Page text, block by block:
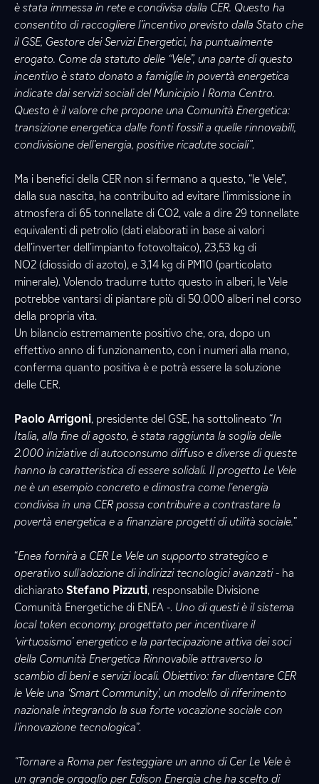
è stata immessa in rete e condivisa dalla CER. Questo ha
consentito di raccogliere l’incentivo previsto dalla Stato che
il GSE, Gestore dei Servizi Energetici, ha puntualmente
erogato. Come da statuto delle “Vele”, una parte di questo
incentivo è stato donato a famiglie in povertà energetica
indicate dai servizi sociali del Municipio I Roma Centro.
Questo è il valore che propone una Comunità Energetica:
transizione energetica dalle fonti fossili a quelle rinnovabili,
condivisione dell’energia, positive ricadute sociali”.
Ma i benefici della CER non si fermano a questo, “le Vele”,
dalla sua nascita, ha contribuito ad evitare l’immissione in
atmosfera di 65 tonnellate di CO2, vale a dire 29 tonnellate
equivalenti di petrolio (dati elaborati in base ai valori
dell’inverter dell’impianto fotovoltaico), 23,53 kg di
NO2 (diossido di azoto), e 3,14 kg di PM10 (particolato
minerale). Volendo tradurre tutto questo in alberi, le Vele
potrebbe vantarsi di piantare più di 50.000 alberi nel corso
della propria vita.
Un bilancio estremamente positivo che, ora, dopo un
effettivo anno di funzionamento, con i numeri alla mano,
conferma quanto positiva è e potrà essere la soluzione
delle CER.
Paolo Arrigoni, presidente del GSE, ha sottolineato “In
Italia, alla fine di agosto, è stata raggiunta la soglia delle
2.000 iniziative di autoconsumo diffuso e diverse di queste
hanno la caratteristica di essere solidali. Il progetto Le Vele
ne è un esempio concreto e dimostra come l'energia
condivisa in una CER possa contribuire a contrastare la
povertà energetica e a finanziare progetti di utilità sociale.”
“Enea fornirà a CER Le Vele un supporto strategico e
operativo sull'adozione di indirizzi tecnologici avanzati - ha
dichiarato Stefano Pizzuti, responsabile Divisione
Comunità Energetiche di ENEA -. Uno di questi è il sistema
local token economy, progettato per incentivare il
‘virtuosismo’ energetico e la partecipazione attiva dei soci
della Comunità Energetica Rinnovabile attraverso lo
scambio di beni e servizi locali. Obiettivo: far diventare CER
le Vele una ‘Smart Community’, un modello di riferimento
nazionale integrando la sua forte vocazione sociale con
l'innovazione tecnologica”.
"Tornare a Roma per festeggiare un anno di Cer Le Vele è
un grande orgoglio per Edison Energia che ha scelto di